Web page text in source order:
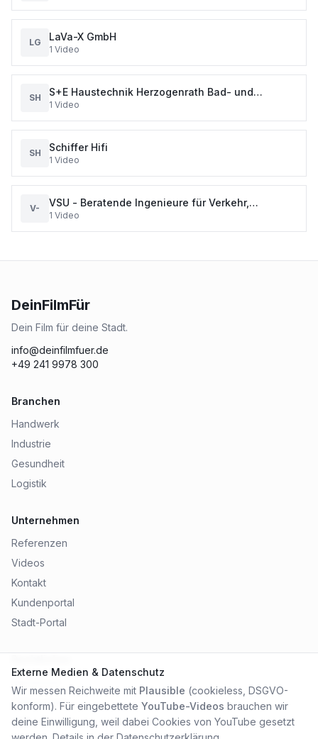
LG LaVa-X GmbH
1 Video
SH
S+E Haustechnik Herzogenrath Bad- und
Sanitärtechnik
1 Video
SH Schiffer Hifi
1 Video
V-
VSU - Beratende Ingenieure für Verkehr,
Städtebau und Umweltschutz GmbH
1 Video
DeinFilmFür
Dein Film für deine Stadt.
info@deinfilmfuer.de
+49 241 9978 300
Branchen
Handwerk
Industrie
Gesundheit
Logistik
Unternehmen
Referenzen
Videos
Kontakt
Kundenportal
Stadt-Portal
Datenschutz
AGB
Externe Medien & Datenschutz
Wir messen Reichweite mit Plausible (cookieless, DSGVO-
konform). Für eingebettete YouTube-Videos brauchen wir
deine Einwilligung, weil dabei Cookies von YouTube gesetzt